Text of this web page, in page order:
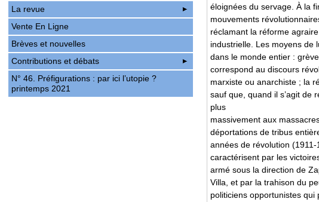
éloignées du servage. À la
mouvements
réclamant la réforme
industrielle. Les moyens de
dans le monde entier :
correspond au discours
marxiste ou anarchiste ; la
sauf que, quand il s’agit de
plus
massivement aux
déportations de tribus
années de révolution (1911-
caractérisent par les
armé sous la direction de
Villa, et par la trahison du
politiciens opportunistes qui
La revue
Vente En Ligne
Brèves et nouvelles
Contributions et débats
N° 46. Préfigurations : par ici l’utopie ?
printemps 2021